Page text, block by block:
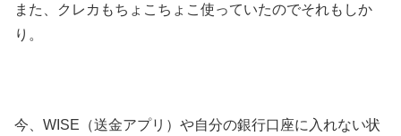
また、クレカもちょこちょこ使っていたのでそれもしか
り。
今、WISE（送金アプリ）や自分の銀行口座に入れない状